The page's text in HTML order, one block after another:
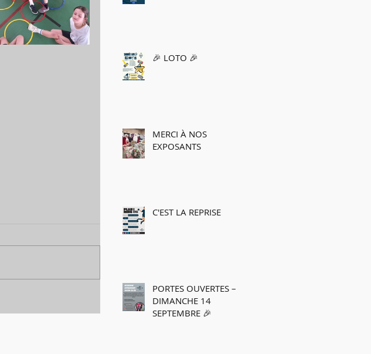
🎉 LOTO 🎉
MERCI À NOS
EXPOSANTS
C'EST LA REPRISE
PORTES OUVERTES –
DIMANCHE 14
SEPTEMBRE 🎉